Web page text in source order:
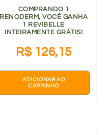
COMPRANDO 1
RENODERM, VOCÊ GANHA
1 REVIBELLE
INTEIRAMENTE GRÁTIS!
R$126,15
ADICIONAR AO
CARRINHO